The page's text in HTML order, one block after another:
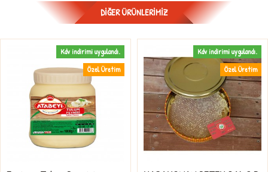
DIĞER ÜRÜNLERIMIZ
Özel Üretim
Kdv indirimi uygulandı.
Özel Üretim
Kdv indirimi uygulandı.